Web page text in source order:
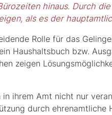
hinaus. Durch
als es der
Rolle für das
Haushaltsbuch bzw.
zeigen
in ihrem Amt nicht nur
durch